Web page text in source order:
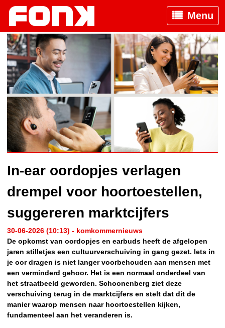
Menu
In-ear oordopjes verlagen
drempel voor hoortoestellen,
suggereren marktcijfers
30-06-2026 (10:13) - komkommernieuws
De opkomst van oordopjes en earbuds heeft de afgelopen
jaren stilletjes een cultuurverschuiving in gang gezet. Iets in
je oor dragen is niet langer voorbehouden aan mensen met
een verminderd gehoor. Het is een normaal onderdeel van
het straatbeeld geworden. Schoonenberg ziet deze
verschuiving terug in de marktcijfers en stelt dat dit de
manier waarop mensen naar hoortoestellen kijken,
fundamenteel aan het veranderen is.